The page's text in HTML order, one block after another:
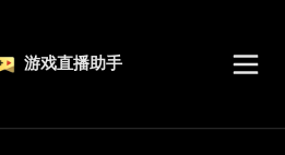
游戏直播助手